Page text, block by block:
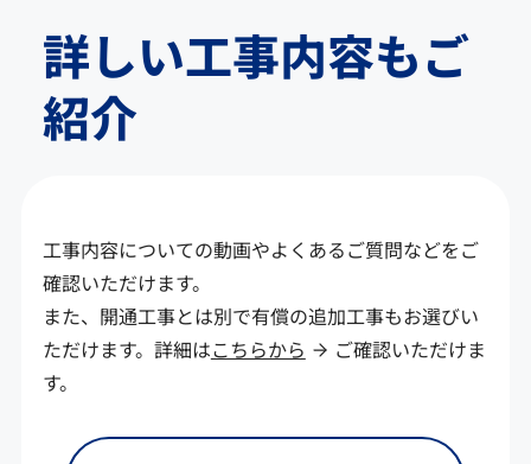
詳しい工事内容もご
紹介
工事内容についての動画やよくあるご質問などをご
確認いただけます。
また、開通工事とは別で有償の追加工事もお選びい
ただけます。詳細はこちらから
ご確認いただけま
す。